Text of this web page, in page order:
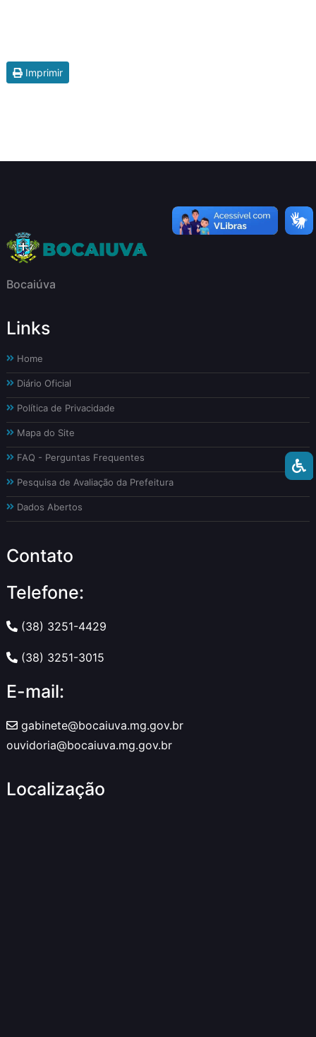
Imprimir
Bocaiúva
Links
Home
Diário Oficial
Política de Privacidade
Mapa do Site
FAQ - Perguntas Frequentes
Pesquisa de Avaliação da Prefeitura
Dados Abertos
Contato
Telefone:
(38) 3251-4429
(38) 3251-3015
E-mail:
gabinete@bocaiuva.mg.gov.br
ouvidoria@bocaiuva.mg.gov.br
Localização